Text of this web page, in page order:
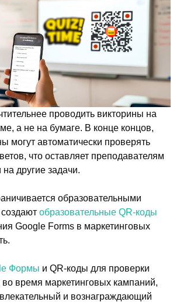
проводить викторины на
а не на бумаге. В конце концов,
могут автоматически проверять
что оставляет преподавателям
другие задачи.
образовательными
образовательные QR-коды
Google Forms в маркетинговых
Формы и QR-коды для проверки
во время маркетинговых кампаний,
и вознаграждающий